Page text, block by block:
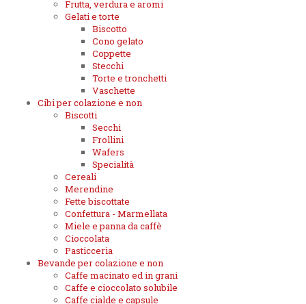
Frutta, verdura e aromi
Gelati e torte
Biscotto
Cono gelato
Coppette
Stecchi
Torte e tronchetti
Vaschette
Cibi per colazione e non
Biscotti
Secchi
Frollini
Wafers
Specialità
Cereali
Merendine
Fette biscottate
Confettura - Marmellata
Miele e panna da caffè
Cioccolata
Pasticceria
Bevande per colazione e non
Caffe macinato ed in grani
Caffe e cioccolato solubile
Caffe cialde e capsule